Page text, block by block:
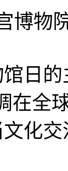
物院
的
在全
化